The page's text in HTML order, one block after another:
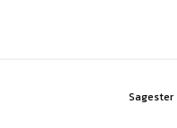
Sagester